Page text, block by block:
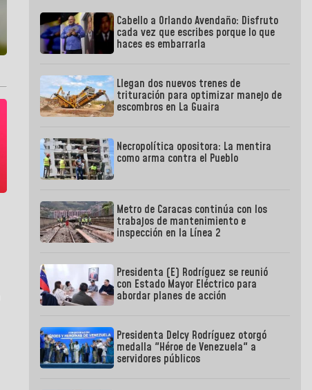
Cabello a Orlando Avendaño: Disfruto
cada vez que escribes porque lo que
haces es embarrarla
Llegan dos nuevos trenes de
trituración para optimizar manejo de
escombros en La Guaira
Necropolítica opositora: La mentira
como arma contra el Pueblo
Metro de Caracas continúa con los
trabajos de mantenimiento e
inspección en la Línea 2
Presidenta (E) Rodríguez se reunió
con Estado Mayor Eléctrico para
abordar planes de acción
Presidenta Delcy Rodríguez otorgó
medalla "Héroe de Venezuela" a
servidores públicos